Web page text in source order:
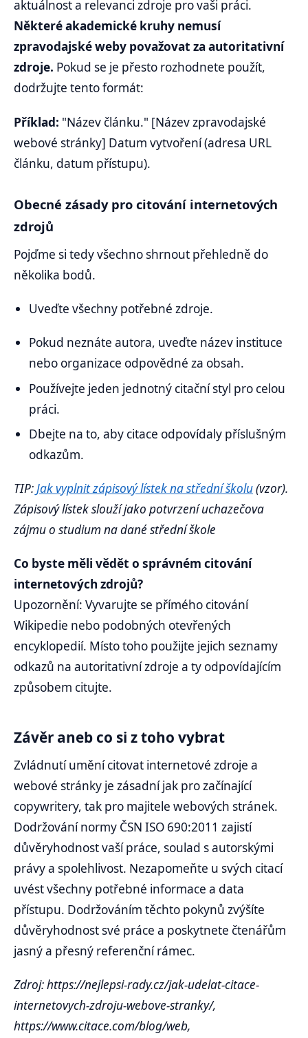
aktuálnost a relevanci zdroje pro vaši práci.
Některé akademické kruhy nemusí
zpravodajské weby považovat za autoritativní
zdroje. Pokud se je přesto rozhodnete použít,
dodržujte tento formát:
Příklad: "Název článku." [Název zpravodajské
webové stránky] Datum vytvoření (adresa URL
článku, datum přístupu).
Obecné zásady pro citování internetových
zdrojů
Pojďme si tedy všechno shrnout přehledně do
několika bodů.
Uveďte všechny potřebné zdroje.
Pokud neznáte autora, uveďte název instituce
nebo organizace odpovědné za obsah.
Používejte jeden jednotný citační styl pro celou
práci.
Dbejte na to, aby citace odpovídaly příslušným
odkazům.
TIP:Jak vyplnit zápisový lístek na střední školu(vzor).
Zápisový lístek slouží jako potvrzení uchazečova
zájmu o studium na dané střední škole
Co byste měli vědět o správném citování
internetových zdrojů?
Upozornění: Vyvarujte se přímého citování
Wikipedie nebo podobných otevřených
encyklopedií. Místo toho použijte jejich seznamy
odkazů na autoritativní zdroje a ty odpovídajícím
způsobem citujte.
Závěr aneb co si z toho vybrat
Zvládnutí umění citovat internetové zdroje a
webové stránky je zásadní jak pro začínající
copywritery, tak pro majitele webových stránek.
Dodržování normy ČSN ISO 690:2011 zajistí
důvěryhodnost vaší práce, soulad s autorskými
právy a spolehlivost. Nezapomeňte u svých citací
uvést všechny potřebné informace a data
přístupu. Dodržováním těchto pokynů zvýšíte
důvěryhodnost své práce a poskytnete čtenářům
jasný a přesný referenční rámec.
Zdroj: https://nejlepsi-rady.cz/jak-udelat-citace-
internetovych-zdroju-webove-stranky/,
https://www.citace.com/blog/web,